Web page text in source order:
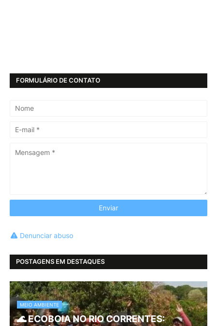
FORMULÁRIO DE CONTATO
Denunciar abuso
POSTAGENS EM DESTAQUES
MEIO AMBIENTE
🌊 ECOBOIA NO RIO CORRENTES: